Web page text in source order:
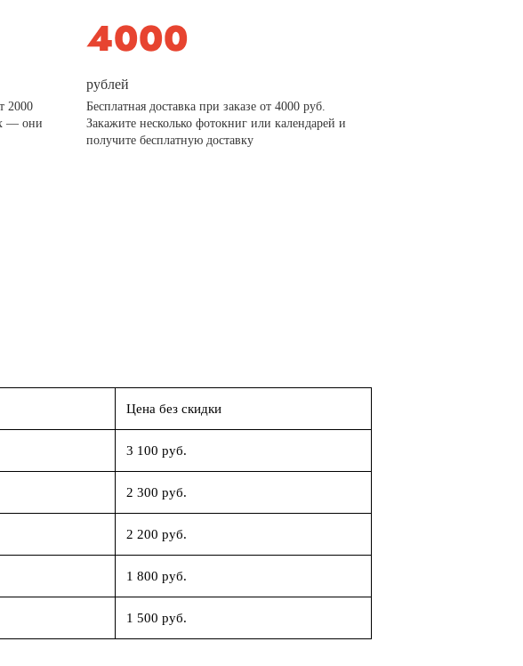
2000
— они
рублей
Бесплатная доставка при заказе от 4000 руб.
Закажите несколько фотокниг или календарей и
получите бесплатную доставку
Цена без скидки
3 100 руб.
2 300 руб.
2 200 руб.
1 800 руб.
1 500 руб.